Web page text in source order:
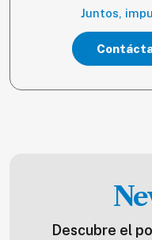
Juntos,
Descubre el